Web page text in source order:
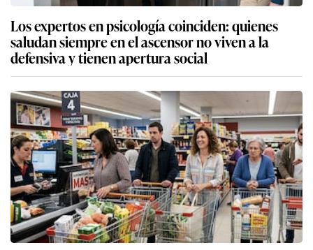
Los expertos en psicología coinciden: quienes
saludan siempre en el ascensor no viven a la
defensiva y tienen apertura social